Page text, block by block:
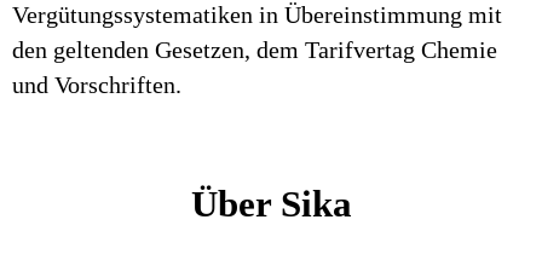
Vergütungssystematiken in Übereinstimmung mit
den geltenden Gesetzen, dem Tarifvertag Chemie
und Vorschriften.
Über Sika